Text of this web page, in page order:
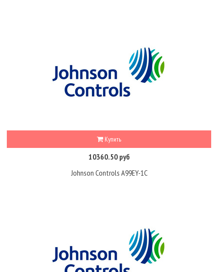
Купить
10360.50 руб
Johnson Controls A99EY-1C